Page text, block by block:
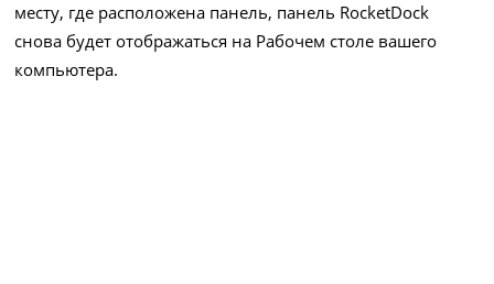
месту, где расположена панель, панель RocketDock
снова будет отображаться на Рабочем столе вашего
компьютера.